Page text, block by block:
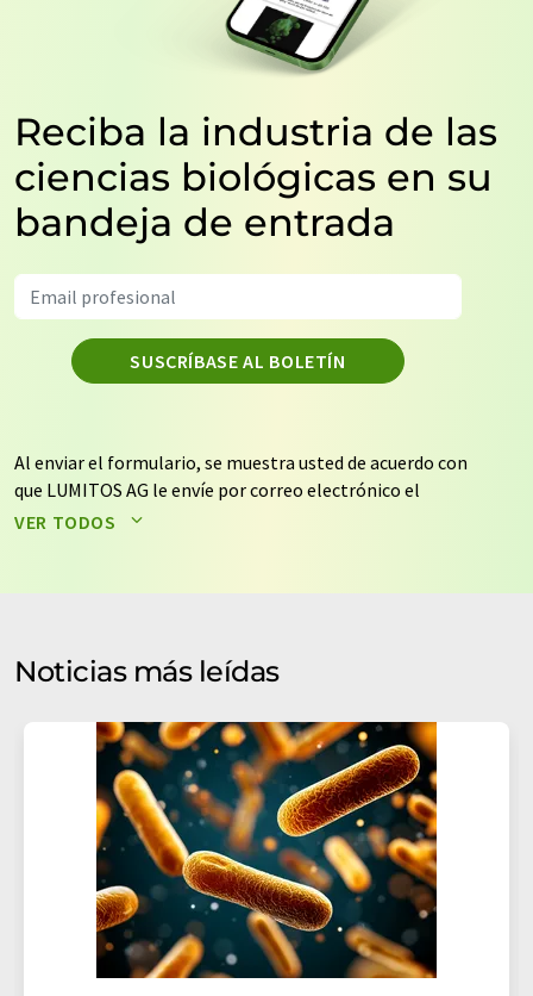
Reciba la industria de las
ciencias biológicas en su
bandeja de entrada
SUSCRÍBASE AL BOLETÍN
Al enviar el formulario, se muestra usted de acuerdo con
que LUMITOS AG le envíe por correo electrónico el
boletín o boletines seleccionados anteriormente. Sus
de nuestrapolítica de protección de datos. LUMITOS
electrónico a efectos publicitarios o de investigación de
mercado y opinión. Puede revocar en todo momento su
de indicar los motivos informando por correo postal a
LUMITOS AG, Ernst-Augustin-Str. 2, 12489 Berlín
(Alemania) o por correo electrónico a
revoke@lumitos.com . Además, en cada correo
electrónico se incluye un enlace para anular la
suscripción al boletín informativo correspondiente.
VER TODOS
Noticias más leídas